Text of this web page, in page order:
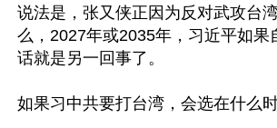
说法是，张又侠正因为反对武攻台
么，2027年或2035年，习近平如果
话就是另一回事了。
如果习中共要打台湾，会选在什么